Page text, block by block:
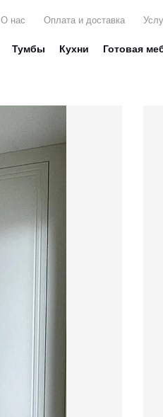
О нас Оплата и доставка
Тумбы Кухни Готовая